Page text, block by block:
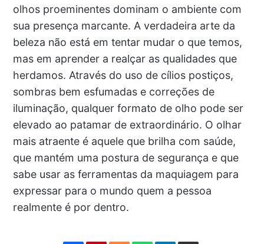
olhos proeminentes dominam o ambiente com
sua presença marcante. A verdadeira arte da
beleza não está em tentar mudar o que temos,
mas em aprender a realçar as qualidades que
herdamos. Através do uso de cílios postiços,
sombras bem esfumadas e correções de
iluminação, qualquer formato de olho pode ser
elevado ao patamar de extraordinário. O olhar
mais atraente é aquele que brilha com saúde,
que mantém uma postura de segurança e que
sabe usar as ferramentas da maquiagem para
expressar para o mundo quem a pessoa
realmente é por dentro.